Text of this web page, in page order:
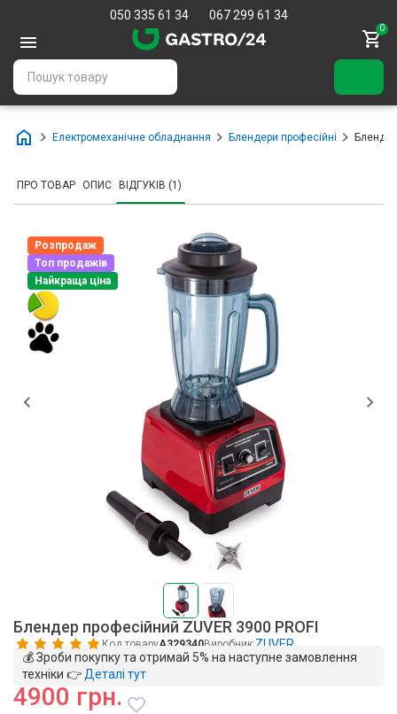
050 335 61 34 067 299 61 34
0
Електромеханічне обладнання Блендери професійні
ПРО ТОВАР ОПИС ВІДГУКІВ (1)
Розпродаж
Топ продажів
Найкраща ціна
Блендер професійний ZUVER 3900 PROFI
Код товаруA329340Виробник:ZUVER
💰 Зроби покупку та отримай 5% на наступне замовлення
техніки 👉 Деталі тут
4900 грн.